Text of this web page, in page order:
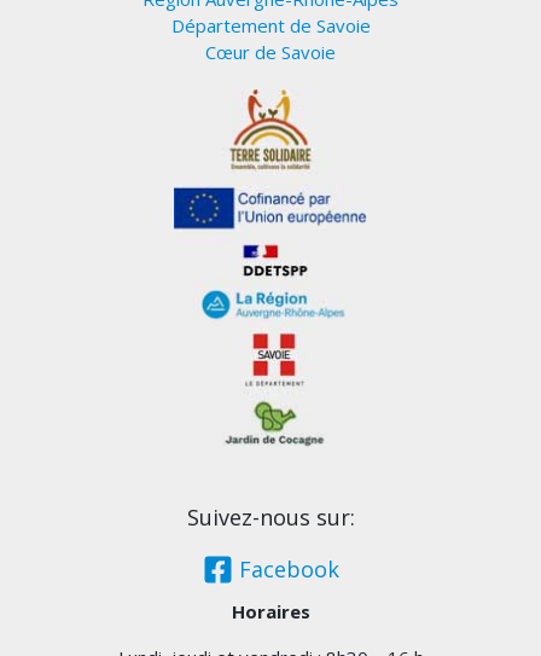
Département de Savoie
Cœur de Savoie
Suivez-nous sur:
Facebook
Horaires